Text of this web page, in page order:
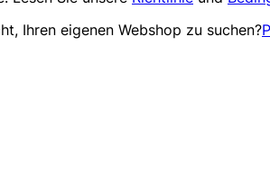
Ihren eigenen Webshop zu suchen?